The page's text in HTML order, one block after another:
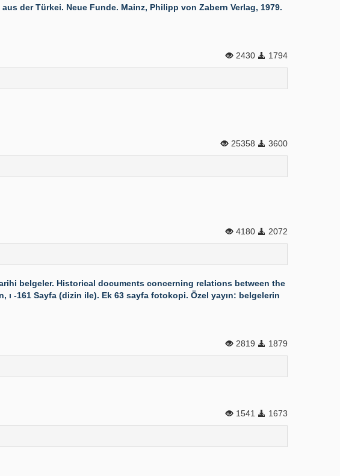
der Türkei. Neue Funde. Mainz, Philipp von Zabern Verlag, 1979.
2430 1794
25358 3600
4180 2072
belgeler. Historical documents concerning relations between the
-161 Sayfa (dizin ile). Ek 63 sayfa fotokopi. Özel yayın: belgelerin
2819 1879
1541 1673